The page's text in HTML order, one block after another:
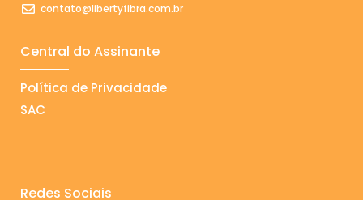
contato@libertyfibra.com.br
Central do Assinante
Política de Privacidade
SAC
Redes Sociais